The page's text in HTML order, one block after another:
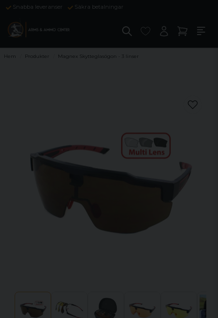
Snabba leveranser Säkra betalningar
Hem Produkter Magnex Skytteglasögon - 3 linser